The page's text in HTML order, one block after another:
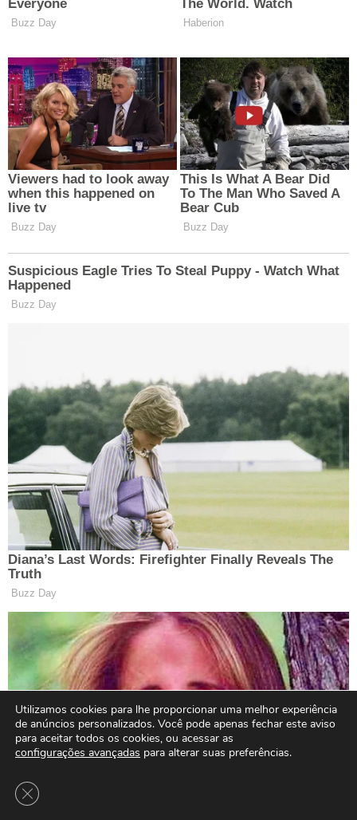
Utilizamos cookies para lhe proporcionar uma melhor experiência
de anúncios personalizados. Você pode apenas fechar este aviso
para aceitar todos os cookies, ou acessar as
configurações avançadas para alterar suas preferências.
Close GDPR Cookie Banner